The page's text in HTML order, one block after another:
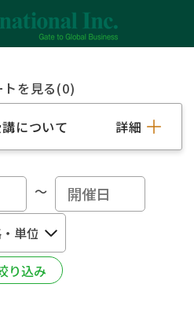
を見る(0)
について 詳細
～